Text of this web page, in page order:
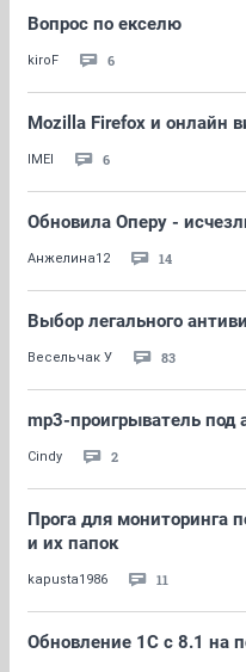
Вопрос по екселю
kiroF 6
Mozilla Firefox и онлайн
IMEI 6
Обновила Оперу -
Анжелина12 14
Выбор легального
Весельчак У 83
mp3-проигрыватель под
Cindy 2
Прога для мониторинга
и их папок
kapusta1986 11
Обновление 1С с 8.1 на